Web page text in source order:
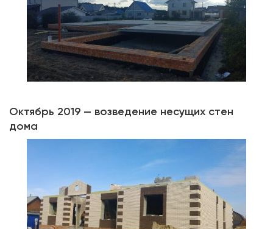
Октябрь 2019 — возведение несущих стен
дома